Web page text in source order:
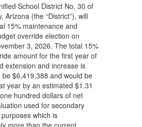
School District No. 30 of
Arizona (the “District”), will
15% maintenance and
override election on
3, 2026. The total 15%
amount for the first year of
extension and increase is
$6,419,388 and would be
year by an estimated $1.31
hundred dollars of net
used for secondary
which is
more than the current